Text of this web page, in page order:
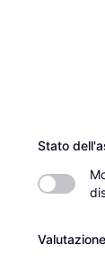
Stato
Valutazione